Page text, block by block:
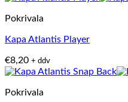
Pokrivala
Kapa Atlantis Player
€8,20 + ddv
Pokrivala